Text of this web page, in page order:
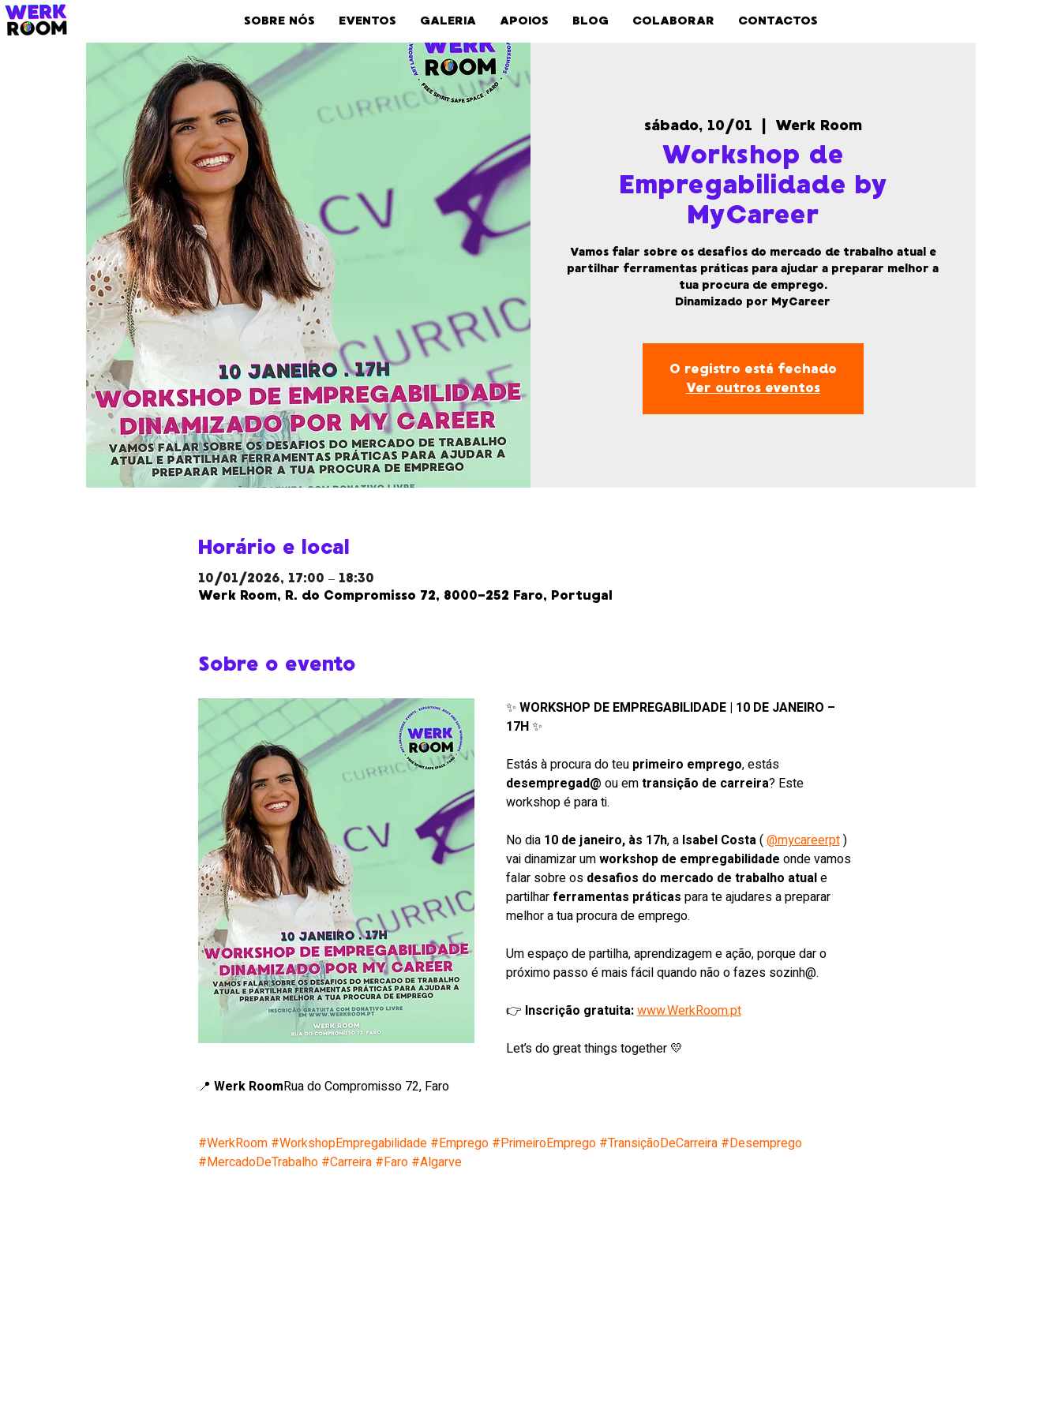
SOBRE NÓS EVENTOS GALERIA APOIOS BLOG COLABORAR CONTACTOS
sábado, 10/01 Werk Room
Workshop de
Empregabilidade by
MyCareer
Vamos falar sobre os desafios do mercado de trabalho atual e
partilhar ferramentas práticas para ajudar a preparar melhor a
tua procura de emprego.
Dinamizado por MyCareer
O registro está fechado
Ver outros eventos
Horário e local
10/01/2026, 17:00 – 18:30
Werk Room, R. do Compromisso 72, 8000-252 Faro, Portugal
Sobre o evento
✨ WORKSHOP DE EMPREGABILIDADE | 10 DE JANEIRO –
17H ✨
Estás à procura do teu primeiro emprego, estás
desempregad@ ou em transição de carreira? Este
workshop é para ti.
No dia 10 de janeiro, às 17h, a Isabel Costa ( @mycareerpt )
vai dinamizar um workshop de empregabilidade onde vamos
falar sobre os desafios do mercado de trabalho atual e
partilhar ferramentas práticas para te ajudares a preparar
melhor a tua procura de emprego.
Um espaço de partilha, aprendizagem e ação, porque dar o
próximo passo é mais fácil quando não o fazes sozinh@.
👉 Inscrição gratuita:www.WerkRoom.pt
Let’s do great things together 💛
📍 Werk RoomRua do Compromisso 72, Faro
#WerkRoom #WorkshopEmpregabilidade #Emprego #PrimeiroEmprego #TransiçãoDeCarreira #Desemprego
#MercadoDeTrabalho #Carreira #Faro #Algarve